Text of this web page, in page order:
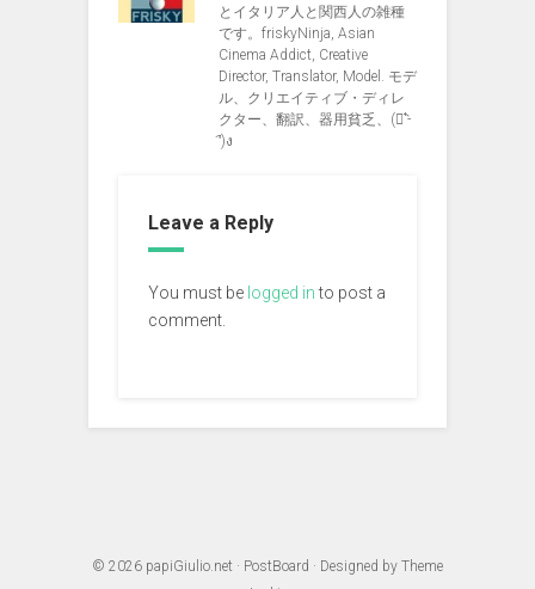
とイタリア人と関西人の雑種
です。friskyNinja, Asian
Cinema Addict, Creative
Director, Translator, Model. モデ
ル、クリエイティブ・ディレ
クター、翻訳、器用貧乏、(ง︡'-
'︠)ง
Leave a Reply
You must be logged into post a
comment.
© 2026 papiGiulio.net · PostBoard · Designed by Theme